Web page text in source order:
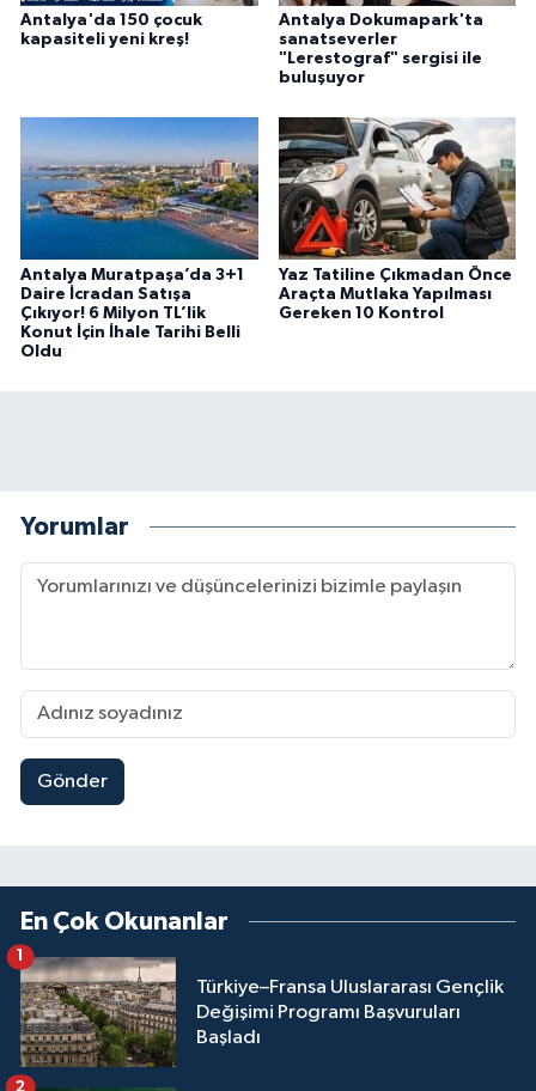
Antalya'da 150 çocuk
kapasiteli yeni kreş!
Antalya Dokumapark'ta
sanatseverler
"Lerestograf" sergisi ile
buluşuyor
Antalya Muratpaşa’da 3+1
Daire İcradan Satışa
Çıkıyor! 6 Milyon TL’lik
Konut İçin İhale Tarihi Belli
Oldu
Yaz Tatiline Çıkmadan Önce
Araçta Mutlaka Yapılması
Gereken 10 Kontrol
Yorumlar
Gönder
En Çok Okunanlar
Türkiye–Fransa Uluslararası Gençlik
Değişimi Programı Başvuruları
Başladı
2